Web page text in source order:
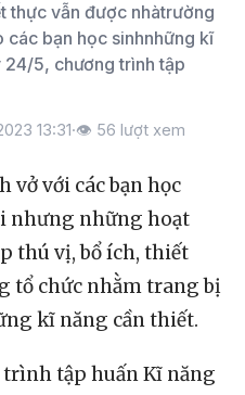
thực vẫn được nhàtrường
bạn học sinhnhững kĩ
24/5, chương trình tập
13:31·👁 56 lượt xem
vởvới cácbạnhọc
nhưng những hoạt
thú vị,bổích, thiết
tổ chức nhằmtrang bị
kĩ năng cầnthiết.
trìnhtập huấnKĩ năng